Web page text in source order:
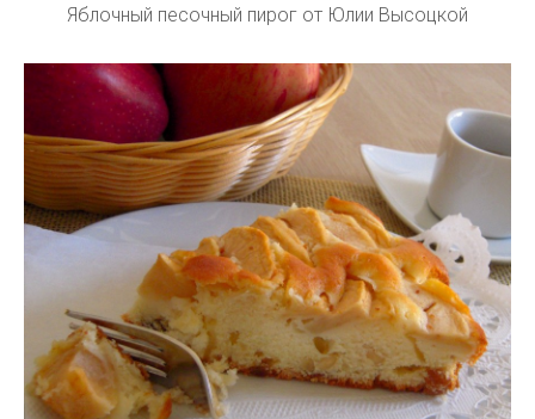
Яблочный песочный пирог от Юлии Высоцкой